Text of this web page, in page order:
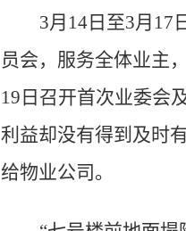
3月14日 至3月17
员会，服务全体业主
19日召开首次业委会
利益却没有得到及时
给物业公司。